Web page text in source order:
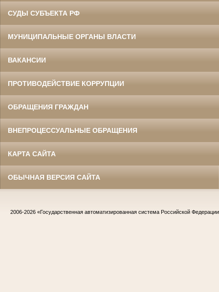
СУДЫ СУБЪЕКТА РФ
МУНИЦИПАЛЬНЫЕ ОРГАНЫ ВЛАСТИ
ВАКАНСИИ
ПРОТИВОДЕЙСТВИЕ КОРРУПЦИИ
ОБРАЩЕНИЯ ГРАЖДАН
ВНЕПРОЦЕССУАЛЬНЫЕ ОБРАЩЕНИЯ
КАРТА САЙТА
ОБЫЧНАЯ ВЕРСИЯ САЙТА
2006-2026 «Государственная автоматизированная система Российской